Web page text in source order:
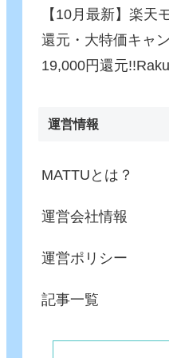
【10月最新】楽天
還元・大特価キャ
19,000円還元
運営情報
MATTUとは？
運営会社情報
運営ポリシー
記事一覧